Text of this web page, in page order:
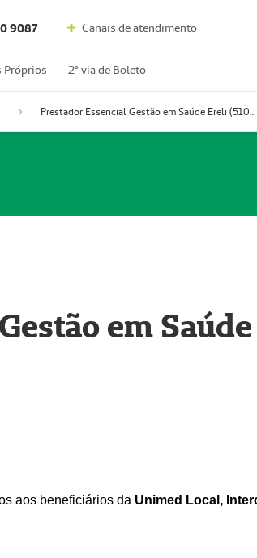
9087 Canais de atendimento
Próprios 2º via de Boleto
Prestador Essencial Gestão em Saúde Ereli (51004354-7)
em
aos beneficiários da Unimed Local,